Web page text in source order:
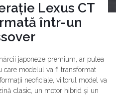
Lexus CT
într-un
japoneze premium, ar putea
care modelul va fi transformat
neoficiale, viitorul model va
clasic, un motor hibrid și un